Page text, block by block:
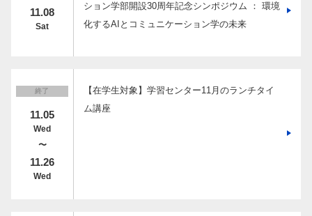
11.08
Sat
ション学部開設30周年記念シンポジウム ： 環境
化するAIとコミュニケーション学の未来
終了
11.05
Wed
〜
11.26
Wed
【在学生対象】学習センター11月のランチタイ
ム講座